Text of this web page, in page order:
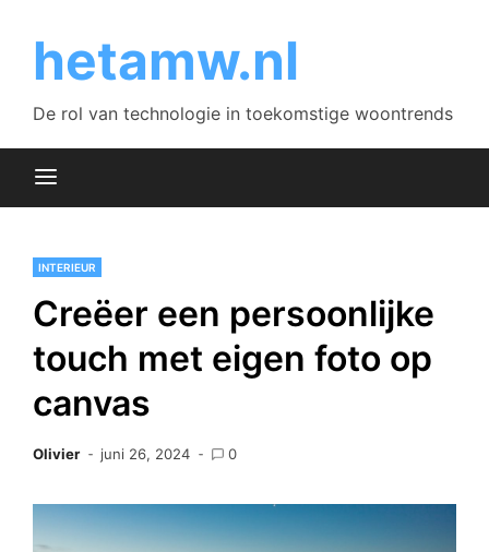
contenthetamw.nl
De rol van technologie in toekomstige woontrends
INTERIEUR
Creëer een persoonlijke
touch met eigen foto op
canvas
Olivier juni 26, 2024 0